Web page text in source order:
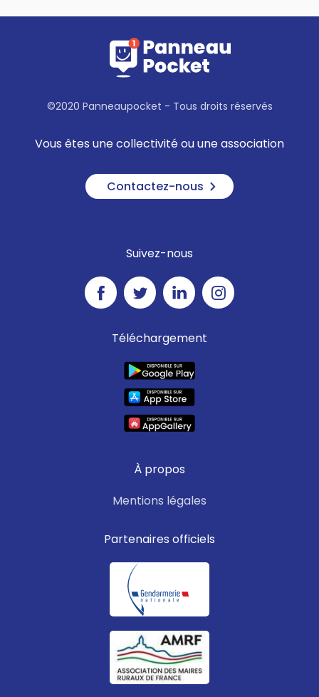
©2020 Panneaupocket - Tous droits réservés
Vous êtes une collectivité ou une association
Contactez-nous
Suivez-nous
Téléchargement
À propos
Mentions légales
Partenaires officiels